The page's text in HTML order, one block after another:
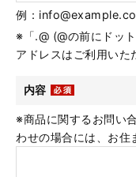
例：
※「.@ (@の前にドッ
アドレスはご利用いた
内容
※商品に関するお問い
わせの場合には、お住